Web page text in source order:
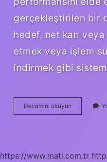
gerçekleştirilen bir
hedef, net karı
etmek veya işlem
indirmek gibi
Devamını okuyun Optimize
Etmek
https://www.mati.com.tr